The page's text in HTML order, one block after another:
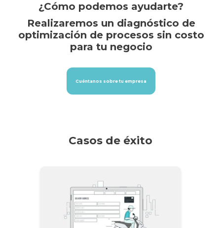
¿Cómo podemos ayudarte?
Realizaremos un diagnóstico de
optimización de procesos sin costo
para tu negocio
Cuéntanos sobre tu empresa
Casos de éxito